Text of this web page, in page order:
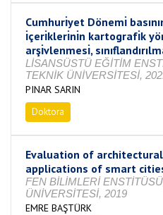
Cumhurı̇yet Dönemı̇
ı̇çerı̇klerı̇nı̇n kartografı̇k
arşı̇vlenmesı̇,
LİSANSÜSTÜ EĞİTİM
TEKNİK ÜNİVERSİTESİ,
PINAR SARIN
Doktora
Evaluation of
applications of smart
FEN BİLİMLERİ
ÜNİVERSİTESİ, 2019
EMRE BAŞTÜRK